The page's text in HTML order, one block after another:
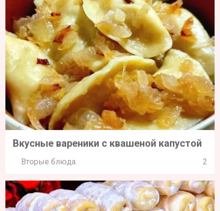
Вкусные вареники с квашеной капустой
Вторые блюда 2